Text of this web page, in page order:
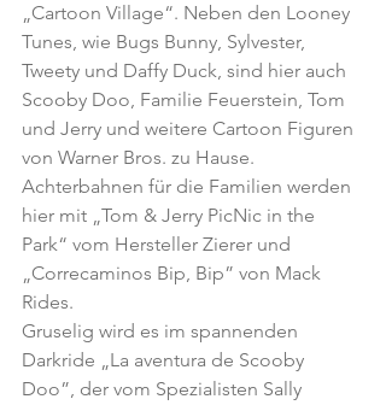
„Cartoon Village“. Neben den Looney
Tunes, wie Bugs Bunny, Sylvester,
Tweety und Daffy Duck, sind hier auch
Scooby Doo, Familie Feuerstein, Tom
und Jerry und weitere Cartoon Figuren
von Warner Bros. zu Hause.
Achterbahnen für die Familien werden
hier mit „Tom & Jerry PicNic in the
Park“ vom Hersteller Zierer und
„Correcaminos Bip, Bip” von Mack
Rides.
Gruselig wird es im spannenden
Darkride „La aventura de Scooby
Doo”, der vom Spezialisten Sally